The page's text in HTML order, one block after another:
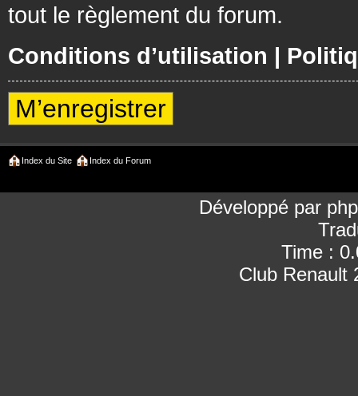
tout le règlement du forum.
Conditions d’utilisation |
M’enregistrer
Index du Site Index du Forum
Développé par
Time :
Club Renault